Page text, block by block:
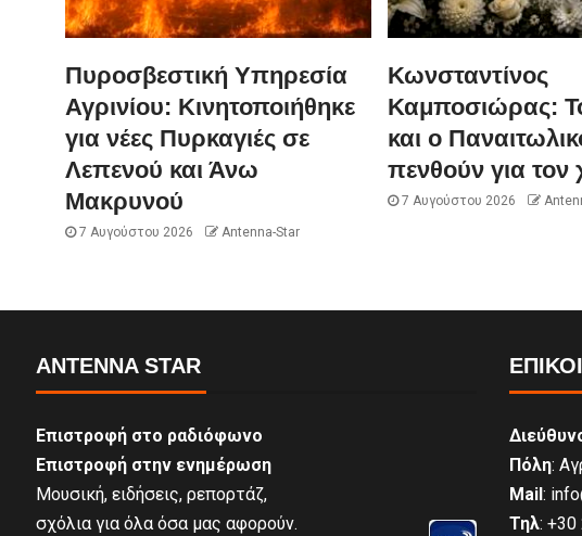
Πυροσβεστική Υπηρεσία
Αγρινίου: Κινητοποιήθηκε
για νέες Πυρκαγιές σε
Λεπενού και Άνω
Μακρυνού
7 Αυγούστου 2026 Antenna-Star
Κωνσταντίνος
Καμποσιώρας:
και ο
πενθούν για τον
7 Αυγούστου 2026
ANTENNA STAR
Επιστροφή στο ραδιόφωνο
Επιστροφή στην ενημέρωση
Μουσική, ειδήσεις, ρεπορτάζ,
σχόλια για όλα όσα μας αφορούν.
Πόλη:
Mail:
Τηλ: